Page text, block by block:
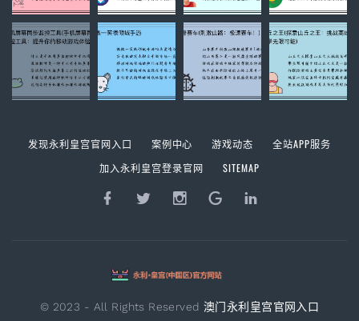
发现永利皇宫官网入口 案例中心 游戏动态
全站APP服务
加入永利皇宫登录官网
SITEMAP
© 2023 - All Rights Reserved 澳门永利皇宫官网入口